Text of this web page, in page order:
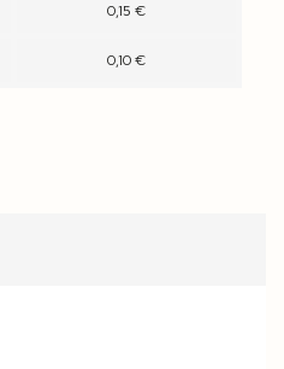
0,15 €
0,10 €